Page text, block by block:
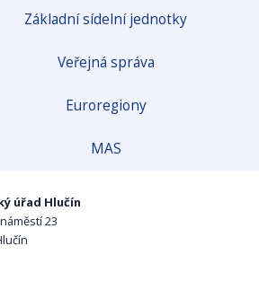
Základní sídelní jednotky
Veřejná správa
Euroregiony
MAS
úřad Hlučín
23